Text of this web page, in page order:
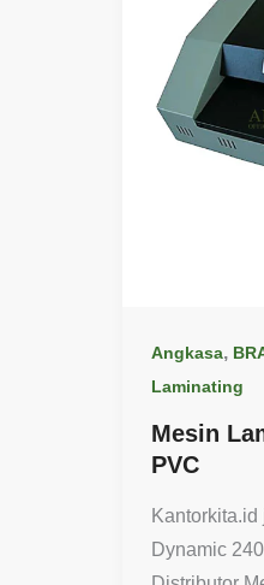
Angkasa,
Laminating
Mesin
PVC
Dynamic